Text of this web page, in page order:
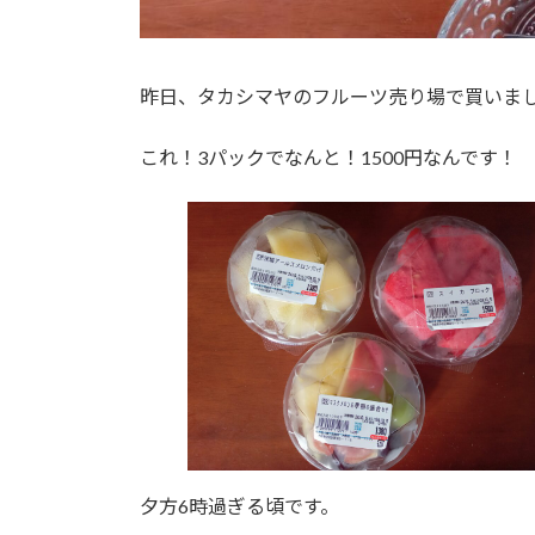
昨日、タカシマヤのフルーツ売り場で買いま
これ！3パックでなんと！1500円なんです！
夕方6時過ぎる頃です。